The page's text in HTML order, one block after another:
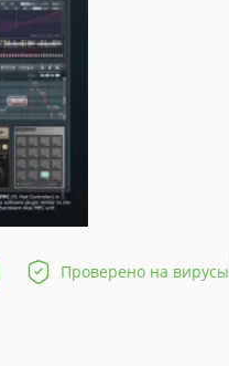
Проверено на вирусы